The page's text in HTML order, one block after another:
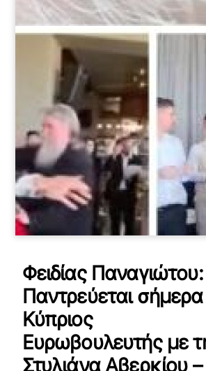
Φειδίας Παναγιώτου:
Παντρεύεται
Κύπριος
Ευρωβουλευτής με
Στυλιάνα Αβερκίου –